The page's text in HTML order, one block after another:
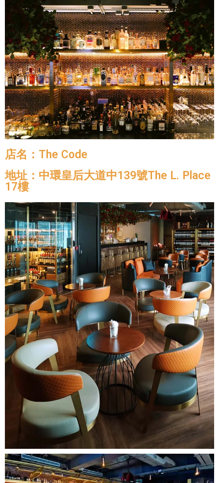
店名：The Code
地址：中環皇后大道中139號The L. Place
17樓